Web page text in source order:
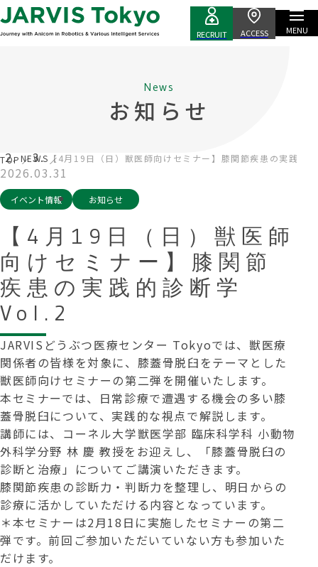
RECRUIT ACCESS MENU
News
お知らせ
TOPNEWS 【4月19日（日）獣医師向けセミナー】膝関節疾患の実践的
2026.03.31
イベント情報 お知らせ
【4月19日（日）獣医師
向けセミナー】膝関節
疾患の実践的診断学
Vol.2
JARVISどうぶつ医療センター Tokyoでは、獣医療
関係者の皆様を対象に、膝蓋骨脱臼をテーマとした
獣医師向けセミナーの第二弾を開催いたします。
本セミナーでは、日常診療で遭遇する機会の多い膝
蓋骨脱臼について、実践的な視点で解説します。
講師には、コーネル大学獣医学部 臨床科学科 小動物
外科学分野 林 慶 教授をお迎えし、「膝蓋骨脱臼の
診断と治療」についてご講演いただきます。
膝関節疾患の診断力・判断力を整理し、明日からの
診療に活かしていただける内容となっています。
＊本セミナーは2月18日に実施したセミナーの第二
弾です。前回ご参加いただいていない方も参加いた
だけます。